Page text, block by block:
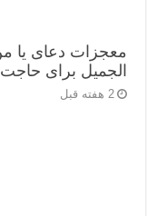
معجزات دعای یا
الجمیل برای حاجت
2 هفته قبل